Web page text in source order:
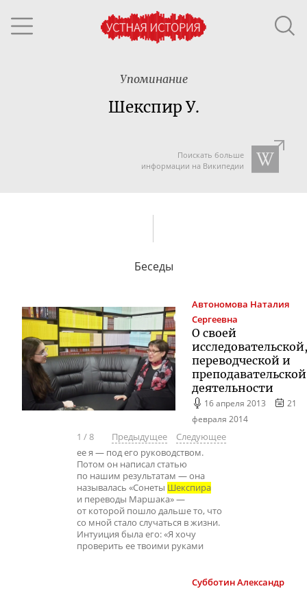
Упоминание
Шекспир У.
Поискать больше
информации на Википедии
Беседы
Автономова Наталия
Сергеевна
О своей
исследовательской,
переводческой и
преподавательской
деятельности
16 апреля 2013
21
февраля 2014
1 /8 Предыдущее
Следующее
ее я — под его руководством.
Потом он написал статью
по нашим результатам — она
называлась «Сонеты Шекспира
и переводы Маршака» —
от которой пошло дальше то, что
со мной стало случаться в жизни.
Интуиция была его: «Я хочу
проверить ее твоими руками
СубботинАлександр